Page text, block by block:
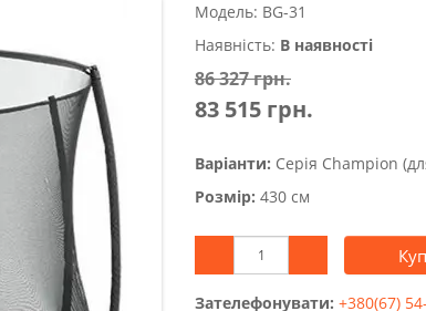
Модель: BG-31
Наявність: В наявності
86 327 грн.
83 515 грн.
Варіанти: Серія Champion
Розмір: 430 см
Зателефонувати: +380(67)